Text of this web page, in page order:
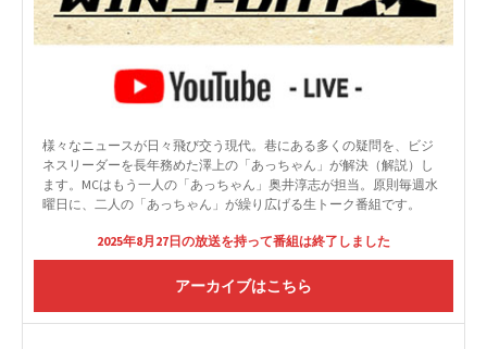
様々なニュースが日々飛び交う現代。巷にある多くの疑問を、ビジ
ネスリーダーを長年務めた澤上の「あっちゃん」が解決（解説）し
ます。MCはもう一人の「あっちゃん」奥井淳志が担当。原則毎週水
曜日に、二人の「あっちゃん」が繰り広げる生トーク番組です。
2025年8月27日の放送を持って番組は終了しました
アーカイブはこちら